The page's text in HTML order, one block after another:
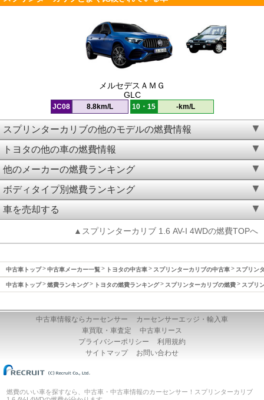
メルセデスＡＭＧ
GLC
JC08 8.8km/L 10・15 -km/L
スプリンターカリブの他のモデルの燃費情報
トヨタの他の車の燃費情報
他のメーカーの燃費ランキング
ボディタイプ別燃費ランキング
車を売却する
▲スプリンターカリブ 1.6 AV-I 4WDの燃費TOPへ
中古車トップ 中古車メーカー一覧 トヨタの中古車 スプリンターカリブの中古車 スプリン
中古車トップ 燃費ランキング トヨタの燃費ランキング スプリンターカリブの燃費 スプリ
中古車情報ならカーセンサー
カーセンサーエッジ・輸入車
車買取・車査定
中古車リース
プライバシーポリシー
利用規約
サイトマップ
お問い合わせ
燃費のいい車を探すなら、中古車・中古車情報のカーセンサー！スプリンターカリブ